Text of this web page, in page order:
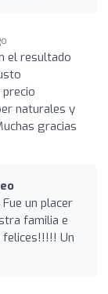
el resultado
naturales y
gracias
un placer
familia e
felices!!!!! Un